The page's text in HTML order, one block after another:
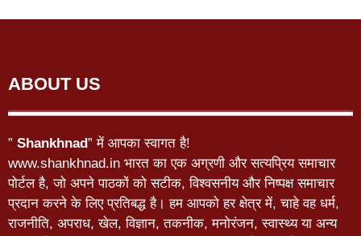
ABOUT US
” Shankhnad” में आपका स्वागत है!
www.shankhnad.in भारत का एक अग्रणी और सत्यप्रिय समाचार
पोर्टल है, जो अपने पाठकों को सटीक, विश्वसनीय और निष्पक्ष समाचार
प्रदान करने के लिए प्रतिबद्ध है। हम आपको हर क्षेत्र में, चाहे वह धर्म,
राजनीति, अपराध, खेल, विज्ञान, तकनीक, मनोरंजन, स्वास्थ्य या अन्य